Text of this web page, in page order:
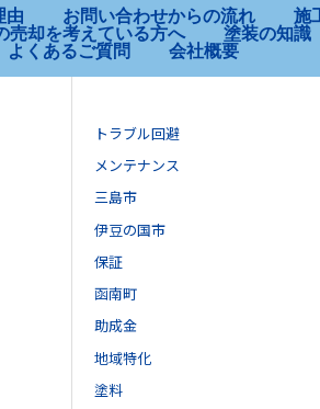
由 お問い合わせからの流れ
施
売却を考えている方へ
塗装の知識
よくあるご質問
会社概要
トラブル回避
メンテナンス
三島市
伊豆の国市
保証
函南町
助成金
地域特化
塗料